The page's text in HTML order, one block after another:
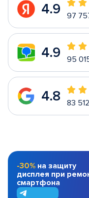
4.9 97
4.9 95
4.8 83
-30% на защиту
дисплея при
смартфона